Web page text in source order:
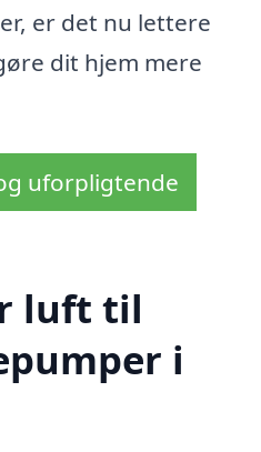
er det nu lettere
dit hjem mere
uforpligtende
luft til
i